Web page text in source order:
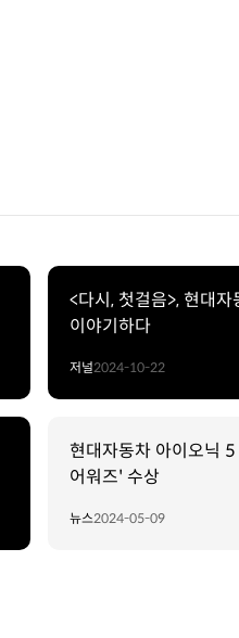
<다시, 첫걸음>, 현대
이야기하다
저널2024-10-22
현대자동차 아이오닉
어워즈' 수상
뉴스2024-05-09